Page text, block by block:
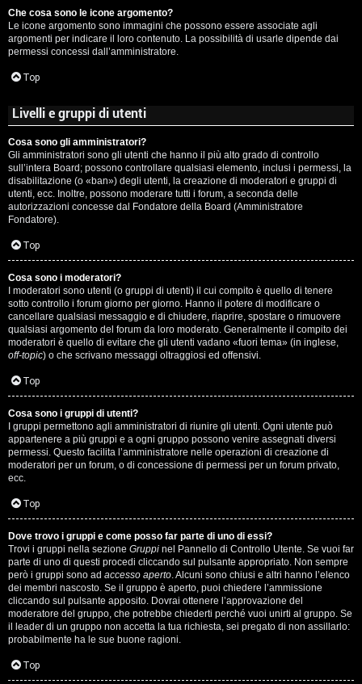
Che cosa sono le icone argomento?
Le icone argomento sono immagini che possono essere associate agli
argomenti per indicare il loro contenuto. La possibilità di usarle dipende dai
permessi concessi dall’amministratore.
Top
Livelli e gruppi di utenti
Cosa sono gli amministratori?
Gli amministratori sono gli utenti che hanno il più alto grado di controllo
sull’intera Board; possono controllare qualsiasi elemento, inclusi i permessi, la
disabilitazione (o «ban») degli utenti, la creazione di moderatori e gruppi di
utenti, ecc. Inoltre, possono moderare tutti i forum, a seconda delle
autorizzazioni concesse dal Fondatore della Board (Amministratore
Fondatore).
Top
Cosa sono i moderatori?
I moderatori sono utenti (o gruppi di utenti) il cui compito è quello di tenere
sotto controllo i forum giorno per giorno. Hanno il potere di modificare o
cancellare qualsiasi messaggio e di chiudere, riaprire, spostare o rimuovere
qualsiasi argomento del forum da loro moderato. Generalmente il compito dei
moderatori è quello di evitare che gli utenti vadano «fuori tema» (in inglese,
off-topic) o che scrivano messaggi oltraggiosi ed offensivi.
Top
Cosa sono i gruppi di utenti?
I gruppi permettono agli amministratori di riunire gli utenti. Ogni utente può
appartenere a più gruppi e a ogni gruppo possono venire assegnati diversi
permessi. Questo facilita l’amministratore nelle operazioni di creazione di
moderatori per un forum, o di concessione di permessi per un forum privato,
ecc.
Top
Dove trovo i gruppi e come posso far parte di uno di essi?
Trovi i gruppi nella sezione Gruppi nel Pannello di Controllo Utente. Se vuoi far
parte di uno di questi procedi cliccando sul pulsante appropriato. Non sempre
però i gruppi sono ad accesso aperto. Alcuni sono chiusi e altri hanno l’elenco
dei membri nascosto. Se il gruppo è aperto, puoi chiedere l’ammissione
cliccando sul pulsante apposito. Dovrai ottenere l’approvazione del
moderatore del gruppo, che potrebbe chiederti perché vuoi unirti al gruppo. Se
il leader di un gruppo non accetta la tua richiesta, sei pregato di non assillarlo:
probabilmente ha le sue buone ragioni.
Top
p
i
a
c
e
P
e
r
c
o
r
s
i
M
u
s
i
c
a
l
i
.
.
.